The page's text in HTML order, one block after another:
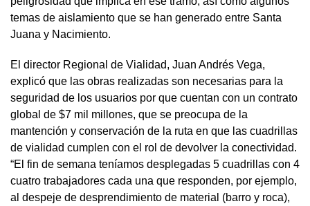
temas de aislamiento que se han generado entre Santa
Juana y Nacimiento.
El director Regional de Vialidad, Juan Andrés Vega,
explicó que las obras realizadas son necesarias para la
seguridad de los usuarios por que cuentan con un contrato
global de $7 mil millones, que se preocupa de la
mantención y conservación de la ruta en que las cuadrillas
de vialidad cumplen con el rol de devolver la conectividad.
“El fin de semana teníamos desplegadas 5 cuadrillas con 4
cuatro trabajadores cada una que responden, por ejemplo,
al despeje de desprendimiento de material (barro y roca),